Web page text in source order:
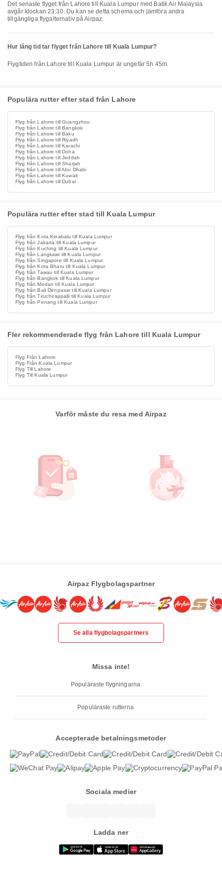
Det senaste flyget från Lahore till Kuala Lumpur med Batik Air Malaysia
avgår klockan 23:30. Du kan se detta schema och jämföra andra
tillgängliga flygalternativ på Airpaz.
Hur lång tid tar flyget från Lahore till Kuala Lumpur?
Flygtiden från Lahore till Kuala Lumpur är ungefär 5h 45m.
Populära rutter efter stad från Lahore
Flyg från Lahore till Guangzhou
Flyg från Lahore till Bangkok
Flyg från Lahore till Baku
Flyg från Lahore till Riyadh
Flyg från Lahore till Karachi
Flyg från Lahore till Doha
Flyg från Lahore till Jeddah
Flyg från Lahore till Sharjah
Flyg från Lahore till Abu Dhabi
Flyg från Lahore till Kuwait
Flyg från Lahore till Dubai
Populära rutter efter stad till Kuala Lumpur
Flyg från Kota Kinabalu till Kuala Lumpur
Flyg från Jakarta till Kuala Lumpur
Flyg från Kuching till Kuala Lumpur
Flyg från Langkawi till Kuala Lumpur
Flyg från Singapore till Kuala Lumpur
Flyg från Kota Bharu till Kuala Lumpur
Flyg från Tawau till Kuala Lumpur
Flyg från Bangkok till Kuala Lumpur
Flyg från Medan till Kuala Lumpur
Flyg från Bali Denpasar till Kuala Lumpur
Flyg från Tiruchirappalli till Kuala Lumpur
Flyg från Penang till Kuala Lumpur
Fler rekommenderade flyg från Lahore till Kuala Lumpur
Flyg Från Lahore
Flyg Från Kuala Lumpur
Flyg Till Lahore
Flyg Till Kuala Lumpur
Varför måste du resa med Airpaz
Airpaz Flygbolagspartner
Se alla flygbolagspartners
Missa inte!
Populäraste flygningarna
Populäraste rutterna
Accepterade betalningsmetoder
Sociala medier
Ladda ner